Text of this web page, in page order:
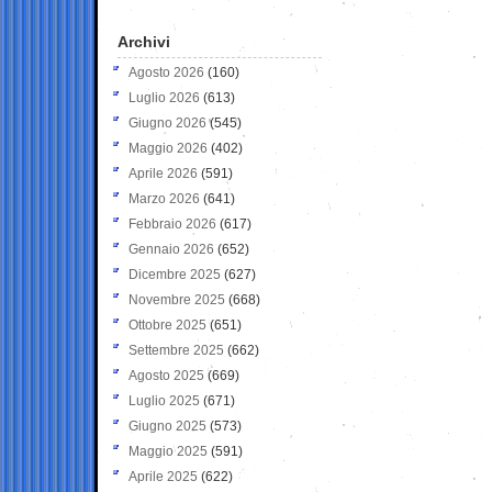
Archivi
Agosto 2026 (160)
Luglio 2026 (613)
Giugno 2026 (545)
Maggio 2026 (402)
Aprile 2026 (591)
Marzo 2026 (641)
Febbraio 2026 (617)
Gennaio 2026 (652)
Dicembre 2025 (627)
Novembre 2025 (668)
Ottobre 2025 (651)
Settembre 2025 (662)
Agosto 2025 (669)
Luglio 2025 (671)
Giugno 2025 (573)
Maggio 2025 (591)
Aprile 2025 (622)